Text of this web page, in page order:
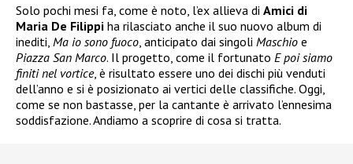
Solo pochi mesi fa, come è noto, l’ex allieva di Amici di
Maria De Filippi ha rilasciato anche il suo nuovo album di
inediti, Ma io sono fuoco , anticipato dai singoli Maschio e
Piazza San Marco. Il progetto, come il fortunato E poi siamo
finiti nel vortice, è risultato essere uno dei dischi più venduti
dell’anno e si è posizionato ai vertici delle classifiche. Oggi,
come se non bastasse, per la cantante è arrivato l’ennesima
soddisfazione. Andiamo a scoprire di cosa si tratta.